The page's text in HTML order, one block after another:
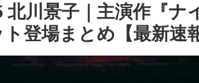
北川景子｜主演作『
登場まとめ【最新速報